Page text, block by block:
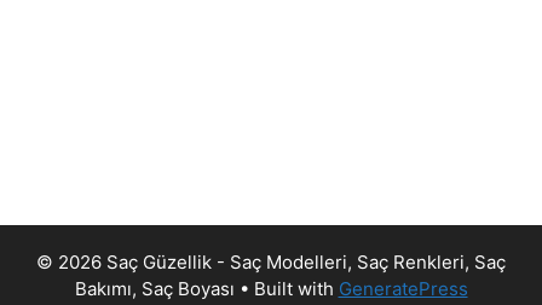
© 2026 Saç Güzellik - Saç Modelleri, Saç Renkleri, Saç
Bakımı, Saç Boyası • Built with GeneratePress